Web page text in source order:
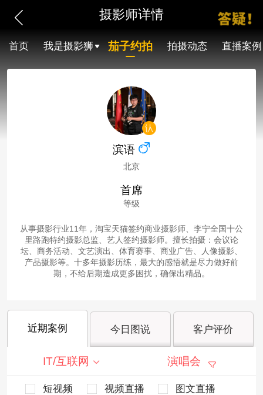
摄影师详情
首页 我是摄影狮 茄子约拍 拍摄动态 直播案例
滨语
北京
首席
等级
从事摄影行业11年，淘宝天猫签约商业摄影师、李宁全国十公
里路跑特约摄影总监、艺人签约摄影师。擅长拍摄：会议论
坛、商务活动、文艺演出、体育赛事、商业广告、人像摄影、
产品摄影等。十多年摄影历练，最大的感悟就是尽力做好前
期，不给后期造成更多困扰，确保出精品。
近期案例 今日图说 客户评价
IT/互联网 演唱会
短视频 视频直播
图文直播